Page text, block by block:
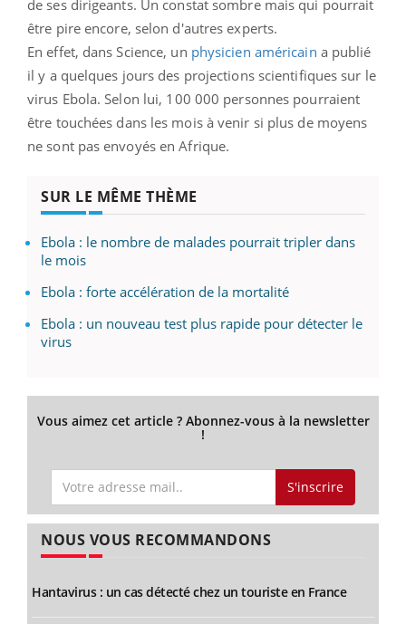
de ses dirigeants. Un constat sombre mais qui pourrait
être pire encore, selon d'autres experts.
En effet, dans Science, un physicien américain a publié
il y a quelques jours des projections scientifiques sur le
virus Ebola. Selon lui, 100 000 personnes pourraient
être touchées dans les mois à venir si plus de moyens
ne sont pas envoyés en Afrique.
SUR LE MÊME THÈME
Ebola : le nombre de malades pourrait tripler dans
le mois
Ebola : forte accélération de la mortalité
Ebola : un nouveau test plus rapide pour détecter le
virus
Vous aimez cet article ? Abonnez-vous à la newsletter
!
S'inscrire
NOUS VOUS RECOMMANDONS
Hantavirus : un cas détecté chez un touriste en France